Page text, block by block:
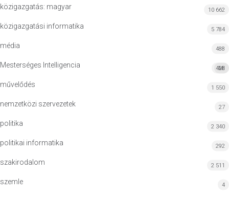
közigazgatás: magyar 10 662
közigazgatási informatika 5 784
média 488
Mesterséges Intelligencia MI
428
művelődés 1 550
nemzetközi szervezetek 27
politika 2 340
politikai informatika 292
szakirodalom 2 511
szemle 4